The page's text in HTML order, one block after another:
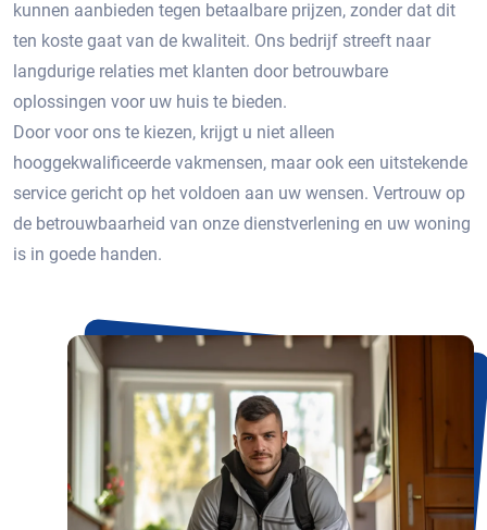
kunnen aanbieden tegen betaalbare prijzen, zonder dat dit
ten koste gaat van de kwaliteit. Ons bedrijf streeft naar
langdurige relaties met klanten door betrouwbare
oplossingen voor uw huis te bieden.
Door voor ons te kiezen, krijgt u niet alleen
hooggekwalificeerde vakmensen, maar ook een uitstekende
service gericht op het voldoen aan uw wensen. Vertrouw op
de betrouwbaarheid van onze dienstverlening en uw woning
is in goede handen.